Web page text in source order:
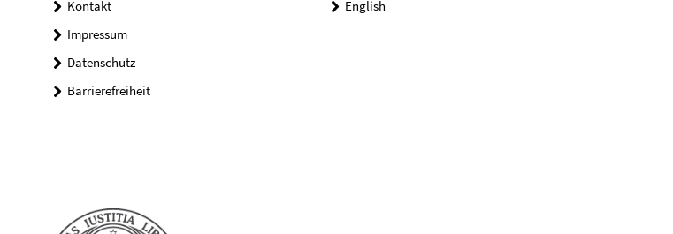
Kontakt
Impressum
Datenschutz
Barrierefreiheit
English